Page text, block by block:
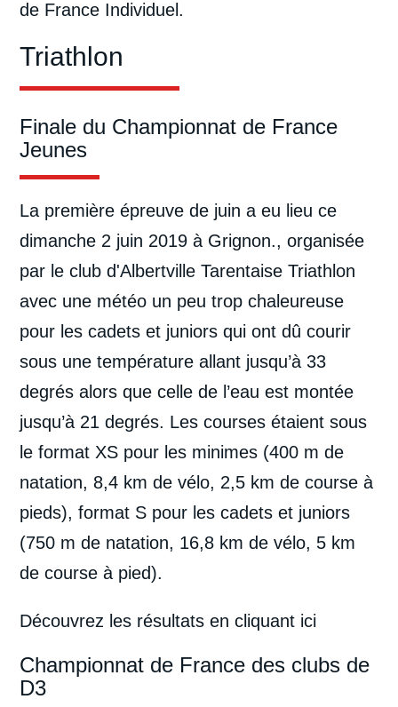
de France Individuel.
Triathlon
Finale du Championnat de France
Jeunes
La première épreuve de juin a eu lieu ce
dimanche 2 juin 2019 à Grignon., organisée
par le club d'Albertville Tarentaise Triathlon
avec une météo un peu trop chaleureuse
pour les cadets et juniors qui ont dû courir
sous une température allant jusqu’à 33
degrés alors que celle de l’eau est montée
jusqu’à 21 degrés. Les courses étaient sous
le format XS pour les minimes (400 m de
natation, 8,4 km de vélo, 2,5 km de course à
pieds), format S pour les cadets et juniors
(750 m de natation, 16,8 km de vélo, 5 km
de course à pied).
Découvrez les résultatsen cliquant ici
Championnat de France des clubs de
D3